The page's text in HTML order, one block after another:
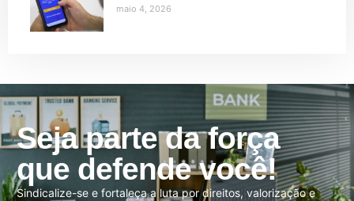
maio 4, 2026
Seja parte da força
que defende você!
Sindicalize-se e fortaleça a luta por direitos, valorização e